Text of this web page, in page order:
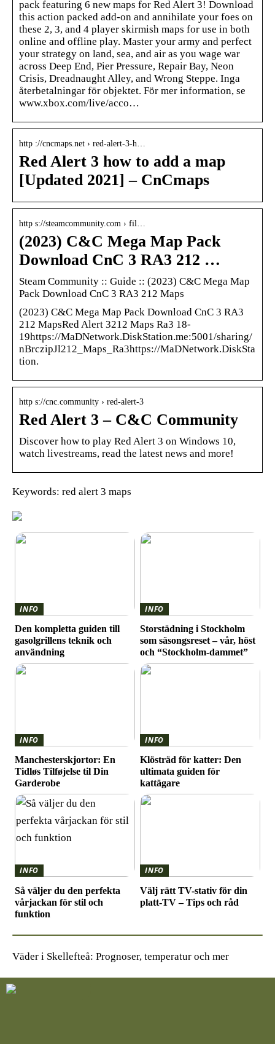
pack featuring 6 new maps for Red Alert 3! Download
this action packed add-on and annihilate your foes on
these 2, 3, and 4 player skirmish maps for use in both
online and offline play. Master your army and perfect
your strategy on land, sea, and air as you wage war
across Deep End, Pier Pressure, Repair Bay, Neon
Crisis, Dreadnaught Alley, and Wrong Steppe. Inga
återbetalningar för objektet. För mer information, se
www.xbox.com/live/acco…
http ://cncmaps.net › red-alert-3-h…
Red Alert 3 how to add a map
[Updated 2021] – CnCmaps
http s://steamcommunity.com › fil…
(2023) C&C Mega Map Pack
Download CnC 3 RA3 212 …
Steam Community :: Guide :: (2023) C&C Mega Map
Pack Download CnC 3 RA3 212 Maps
(2023) C&C Mega Map Pack Download CnC 3 RA3
212 MapsRed Alert 3212 Maps Ra3 18-
19https://MaDNetwork.DiskStation.me:5001/sharing/
nBrczipJl212_Maps_Ra3https://MaDNetwork.DiskSta
tion.
http s://cnc.community › red-alert-3
Red Alert 3 – C&C Community
Discover how to play Red Alert 3 on Windows 10,
watch livestreams, read the latest news and more!
Keywords: red alert 3 maps
INFO
Den kompletta guiden till
gasolgrillens teknik och
användning
INFO
Storstädning i Stockholm
som säsongsreset – vår, höst
och “Stockholm-dammet”
INFO
Manchesterskjortor: En
Tidløs Tilføjelse til Din
Garderobe
INFO
Klösträd för katter: Den
ultimata guiden för
kattägare
INFO
Så väljer du den perfekta
vårjackan för stil och
funktion
INFO
Välj rätt TV-stativ för din
platt-TV – Tips och råd
Väder i Skellefteå: Prognoser, temperatur och mer